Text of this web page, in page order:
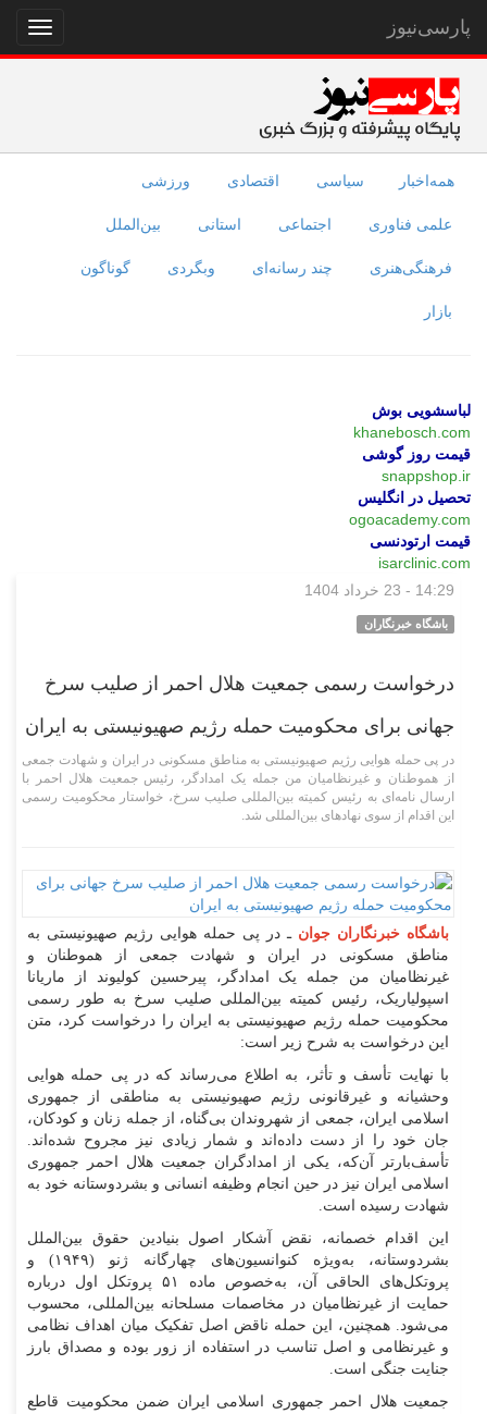
نمایش
منو
پارسی‌نیوز
همه‌اخبار سیاسی اقتصادی ورزشی
علمی فناوری اجتماعی استانی بین‌الملل
فرهنگی‌هنری چند رسانه‌ای وبگردی گوناگون
بازار
لباسشویی بوش
khanebosch.com
قیمت روز گوشی
snappshop.ir
تحصیل در انگلیس
ogoacademy.com
قیمت ارتودنسی
isarclinic.com
14:29 - 23 خرداد 1404
باشگاه خبرنگاران
درخواست رسمی جمعیت هلال احمر از صلیب سرخ
جهانی برای محکومیت حمله رژیم صهیونیستی به ایران
در پی حمله هوایی رژیم صهیونیستی به مناطق مسکونی در ایران و شهادت جمعی
از هموطنان و غیرنظامیان من جمله یک امدادگر، رئیس جمعیت هلال احمر با
ارسال نامه‌ای به رئیس کمیته بین‌المللی صلیب سرخ، خواستار محکومیت رسمی
این اقدام از سوی نهاد‌های بین‌المللی شد.
باشگاه خبرنگاران جوان ـ در پی حمله هوایی رژیم صهیونیستی به
مناطق مسکونی در ایران و شهادت جمعی از هموطنان و
غیرنظامیان من جمله یک امدادگر، پیرحسین کولیوند از ماریانا
اسپولیاریک، رئیس کمیته بین‌المللی صلیب سرخ به طور رسمی
محکومیت حمله رژیم صهیونیستی به ایران را درخواست کرد، متن
این درخواست به شرح زیر است:
با نهایت تأسف و تأثر، به اطلاع می‌رساند که در پی حمله هوایی
وحشیانه و غیرقانونی رژیم صهیونیستی به مناطقی از جمهوری
اسلامی ایران، جمعی از شهروندان بی‌گناه، از جمله زنان و کودکان،
جان خود را از دست داده‌اند و شمار زیادی نیز مجروح شده‌اند.
تأسف‌بارتر آن‌که، یکی از امدادگران جمعیت هلال احمر جمهوری
اسلامی ایران نیز در حین انجام وظیفه انسانی و بشردوستانه خود به
شهادت رسیده است.
این اقدام خصمانه، نقض آشکار اصول بنیادین حقوق بین‌الملل
بشردوستانه، به‌ویژه کنوانسیون‌های چهارگانه ژنو (۱۹۴۹) و
پروتکل‌های الحاقی آن، به‌خصوص ماده ۵۱ پروتکل اول درباره
حمایت از غیرنظامیان در مخاصمات مسلحانه بین‌المللی، محسوب
می‌شود. همچنین، این حمله ناقض اصل تفکیک میان اهداف نظامی
و غیرنظامی و اصل تناسب در استفاده از زور بوده و مصداق بارز
جنایت جنگی است.
جمعیت هلال احمر جمهوری اسلامی ایران ضمن محکومیت قاطع